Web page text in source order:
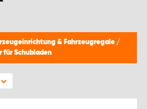
& Fahrzeugregale /
für Schubladen